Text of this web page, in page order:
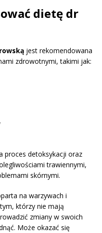
dietę dr
jest rekomendowana
zdrowotnymi, takimi jak:
proces detoksykacji oraz
trawiennymi,
skórnymi.
na warzywach i
którzy nie mają
zmiany w swoich
Może okazać się